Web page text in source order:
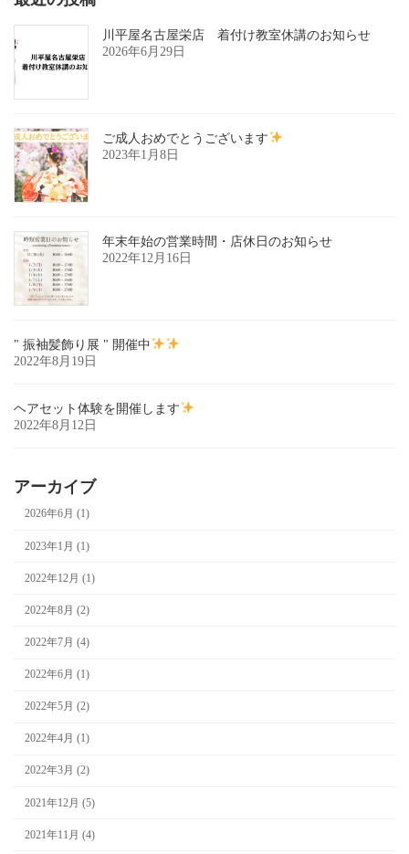
川平屋名古屋栄店 着付け教室休講のお知らせ
2026年6月29日
ご成人おめでとうございます
2023年1月8日
年末年始の営業時間・店休日のお知らせ
2022年12月16日
" 振袖髪飾り展 " 開催中
2022年8月19日
ヘアセット体験を開催します
2022年8月12日
アーカイブ
2026年6月 (1)
2023年1月 (1)
2022年12月 (1)
2022年8月 (2)
2022年7月 (4)
2022年6月 (1)
2022年5月 (2)
2022年4月 (1)
2022年3月 (2)
2021年12月 (5)
2021年11月 (4)